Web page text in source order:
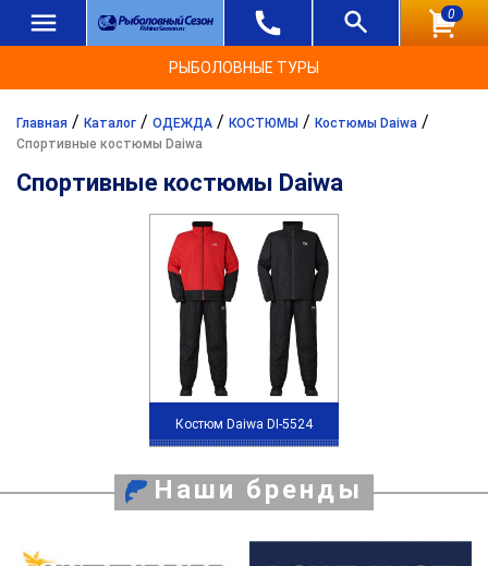
0
РЫБОЛОВНЫЕ ТУРЫ
Главная / Каталог / ОДЕЖДА / КОСТЮМЫ / Костюмы Daiwa /
Спортивные костюмы Daiwa
Спортивные костюмы Daiwa
Костюм Daiwa DI-5524
Наши бренды